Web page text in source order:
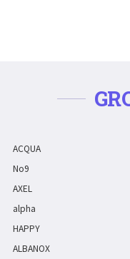
ACQUA
No9
AXEL
alpha
HAPPY
ALBANOX